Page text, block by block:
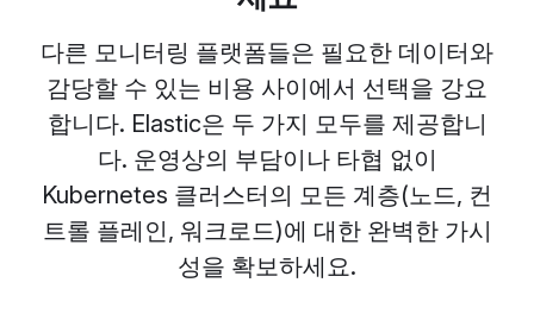
다른 모니터링 플랫폼들은 필요한 데이터와
감당할 수 있는 비용 사이에서 선택을 강요
합니다. Elastic은 두 가지 모두를 제공합니
다. 운영상의 부담이나 타협 없이
Kubernetes 클러스터의 모든 계층(노드, 컨
트롤 플레인, 워크로드)에 대한 완벽한 가시
성을 확보하세요.